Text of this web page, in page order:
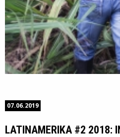
07.06.2019
LATINAMERIKA #2 2018: